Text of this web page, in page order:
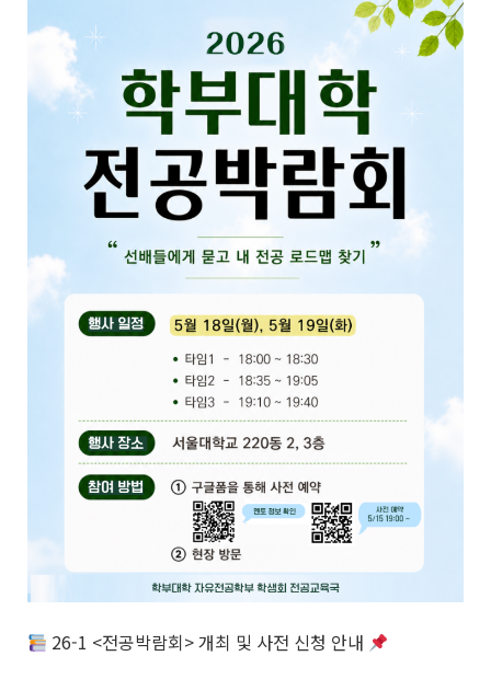
26-1 <전공박람회> 개최 및 사전 신청 안내